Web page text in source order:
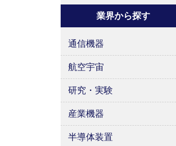
業界から探す
通信機器
航空宇宙
研究・実験
産業機器
半導体装置